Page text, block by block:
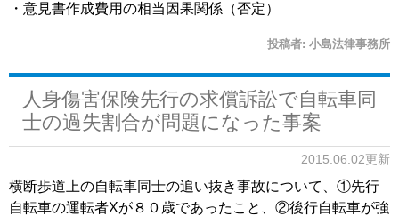
・意見書作成費用の相当因果関係（否定）
投稿者: 小島法律事務所
人身傷害保険先行の求償訴訟で自転車同
士の過失割合が問題になった事案
2015.06.02更新
横断歩道上の自転車同士の追い抜き事故について、①先行
自転車の運転者Xが８０歳であったこと、②後行自転車が強